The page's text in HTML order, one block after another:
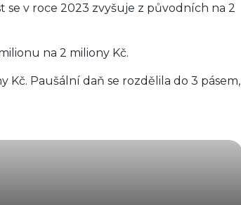
se v roce 2023 zvyšuje z původních na 2
na 2 miliony Kč.
Kč. Paušální daň se rozdělila do 3 pásem,